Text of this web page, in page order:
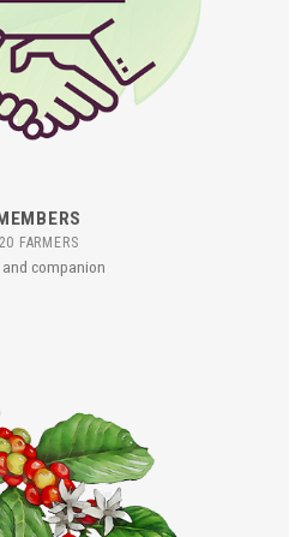
20 FARMERS
and companion